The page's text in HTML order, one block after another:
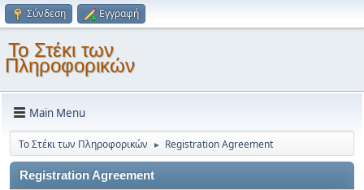
Σύνδεση Εγγραφή
Το Στέκι των
Πληροφορικών
Main Menu
Το Στέκι των Πληροφορικών ► Registration Agreement
Registration Agreement